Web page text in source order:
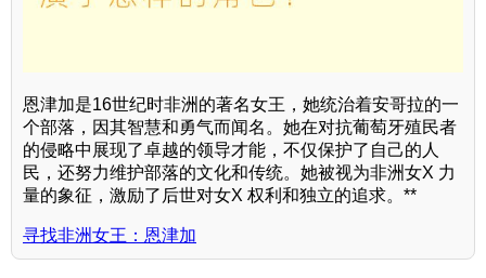
恩津加是16世纪时非洲的著名女王，她统治着安哥拉的一
个部落，因其智慧和勇气而闻名。她在对抗葡萄牙殖民者
的侵略中展现了卓越的领导才能，不仅保护了自己的人
民，还努力维护部落的文化和传统。她被视为非洲女X 力
量的象征，激励了后世对女X 权利和独立的追求。**
寻找非洲女王：恩津加